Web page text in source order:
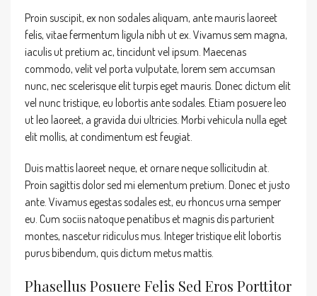
Proin suscipit, ex non sodales aliquam, ante mauris laoreet
felis, vitae fermentum ligula nibh ut ex. Vivamus sem magna,
iaculis ut pretium ac, tincidunt vel ipsum. Maecenas
commodo, velit vel porta vulputate, lorem sem accumsan
nunc, nec scelerisque elit turpis eget mauris. Donec dictum elit
vel nunc tristique, eu lobortis ante sodales. Etiam posuere leo
ut leo laoreet, a gravida dui ultricies. Morbi vehicula nulla eget
elit mollis, at condimentum est feugiat.
Duis mattis laoreet neque, et ornare neque sollicitudin at.
Proin sagittis dolor sed mi elementum pretium. Donec et justo
ante. Vivamus egestas sodales est, eu rhoncus urna semper
eu. Cum sociis natoque penatibus et magnis dis parturient
montes, nascetur ridiculus mus. Integer tristique elit lobortis
purus bibendum, quis dictum metus mattis.
Phasellus Posuere Felis Sed Eros Porttitor